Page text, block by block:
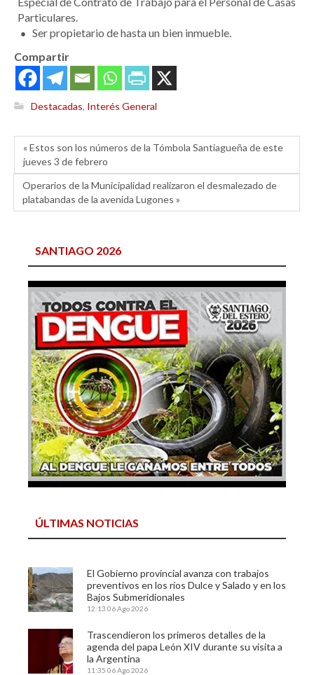
Particulares.
Ser propietario de hasta un bien inmueble.
Compartir
Destacadas, Interés General
« Estos son los números de la Tómbola Santiagueña de este
jueves 3 de febrero
Operarios de la Municipalidad realizaron el desmalezado de
platabandas de la avenida Lugones »
SANTIAGO 2026
ÚLTIMAS NOTICIAS
El Gobierno provincial avanza con trabajos
preventivos en los ríos Dulce y Salado y en los
Bajos Submeridionales
12:13 06 Ago 2026
Trascendieron los primeros detalles de la
agenda del papa León XIV durante su visita a
la Argentina
11:35 06 Ago 2026